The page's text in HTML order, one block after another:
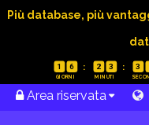
Più database, più
1 6 2 3 3
Area riservata